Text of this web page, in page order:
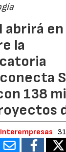
abrirá en
la
138